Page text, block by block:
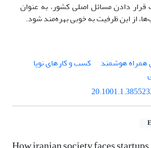
قرار دادن مسائل اصلی کشور، به عنوان
از این ظرفیت به خوبی بهره‌مند شود.
همراه هوشمند
کسب و کارهای نوپا